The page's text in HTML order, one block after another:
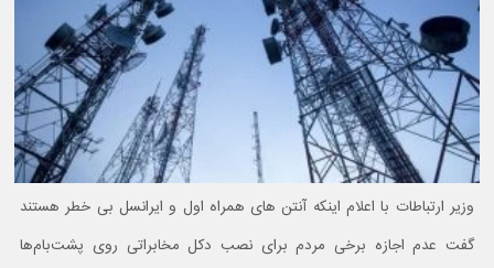
وزیر ارتباطات با اعلام اینکه آنتن های همراه اول و ایرانسل بی خطر هستند
گفت عدم اجازه برخی مردم برای نصب دکل مخابراتی روی پشت‌بام‌ها